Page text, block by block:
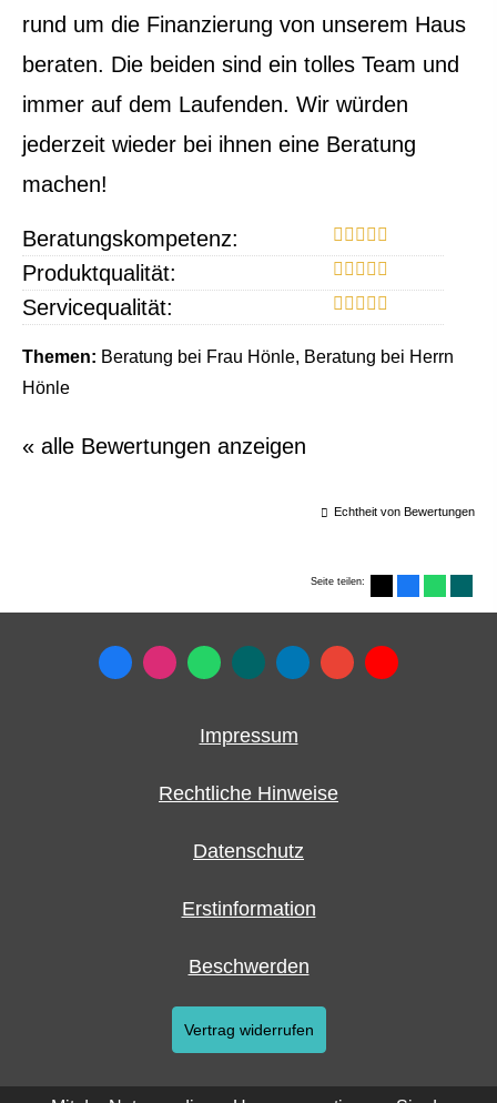
rund um die Finanzierung von unserem Haus
beraten. Die beiden sind ein tolles Team und
immer auf dem Laufenden. Wir würden
jederzeit wieder bei ihnen eine Beratung
machen!
Beratungskompetenz:
Produktqualität:
Servicequalität:
Themen: Beratung bei Frau Hönle, Beratung bei Herrn
Hönle
« alle Bewertungen anzeigen
Echtheit von Bewertungen
Seite teilen:
Impressum
Rechtliche Hinweise
Datenschutz
Erstinformation
Beschwerden
Vertrag widerrufen